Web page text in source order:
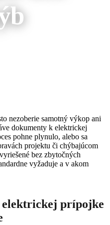
nezoberie samotný výkop ani
dokumenty k elektrickej
pohne plynulo, alebo sa
projektu či chýbajúcom
bez zbytočných
vyžaduje a v akom
prípojke